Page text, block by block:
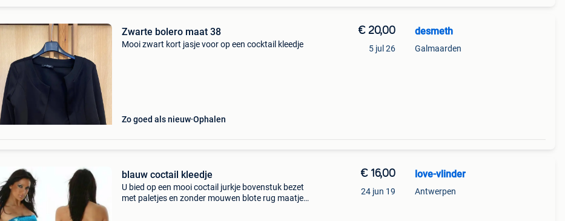
Zwarte bolero maat 38
Mooi zwart kort jasje voor op een cocktail kleedje
Zo goed als nieuw Ophalen
€ 20,00
5 jul 26
desmeth
Galmaarden
blauw coctail kleedje
U bied op een mooi coctail jurkje bovenstuk bezet
met paletjes en zonder mouwen blote rug maatje
€ 16,00
24 jun 19
love-vlinder
Antwerpen